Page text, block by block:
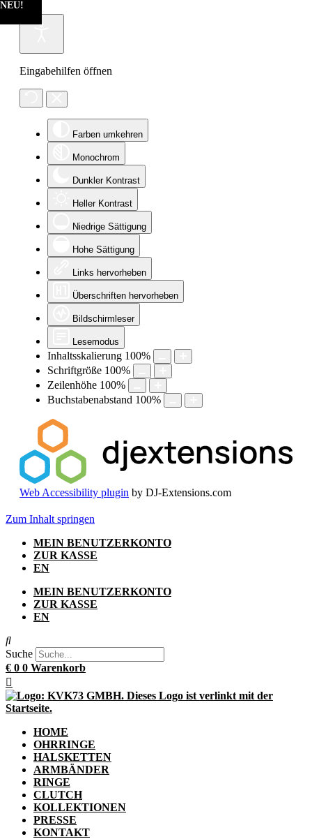
Eingabehilfen öffnen
Farben umkehren
Monochrom
Dunkler Kontrast
Heller Kontrast
Niedrige Sättigung
Hohe Sättigung
Links hervorheben
Überschriften hervorheben
Bildschirmleser
Lesemodus
Inhaltsskalierung 100%
Schriftgröße 100%
Zeilenhöhe 100%
Buchstabenabstand 100%
Web Accessibility plugin by DJ-Extensions.com
Zum Inhalt springen
MEIN BENUTZERKONTO
ZUR KASSE
EN
MEIN BENUTZERKONTO
ZUR KASSE
EN
Suche
€ 0 0 Warenkorb
HOME
OHRRINGE
HALSKETTEN
ARMBÄNDER
RINGE
CLUTCH
KOLLEKTIONEN
PRESSE
KONTAKT
NEU!
NEU!